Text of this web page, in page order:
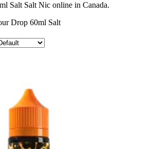
Salt Salt Nic online in Canada.
Drop 60ml Salt